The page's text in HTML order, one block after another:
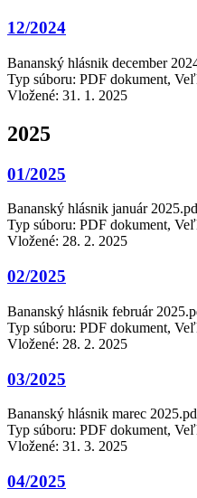
12/2024
Bananský hlásnik december
Typ súboru: PDF dokument,
Vložené: 31. 1. 2025
2025
01/2025
Bananský hlásnik január
Typ súboru: PDF dokument,
Vložené: 28. 2. 2025
02/2025
Bananský hlásnik február
Typ súboru: PDF dokument,
Vložené: 28. 2. 2025
03/2025
Bananský hlásnik marec
Typ súboru: PDF dokument,
Vložené: 31. 3. 2025
04/2025